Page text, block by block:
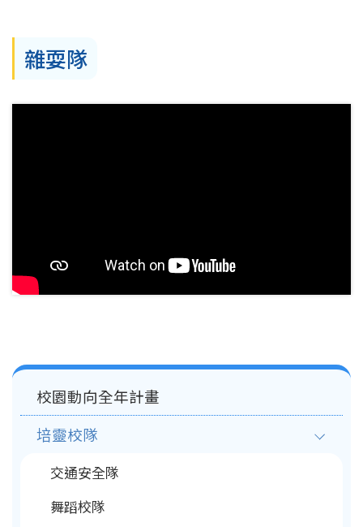
雜耍隊
Main
navigation
校園動向全年計畫
培靈校隊
交通安全隊
舞蹈校隊